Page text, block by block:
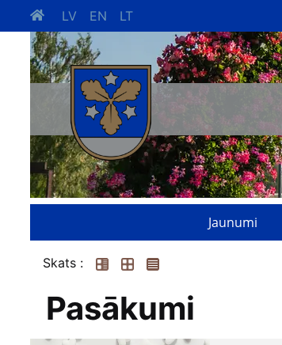
LV EN LT
Jaunumi
Skats :
Pasākumi